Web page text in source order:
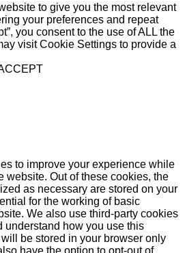
to give you the most relevant
your preferences and repeat
you consent to the use of ALL the
visit Cookie Settings to provide a
to improve your experience while
website. Out of these cookies, the
as necessary are stored on your
for the working of basic
We also use third-party cookies
understand how you use this
be stored in your browser only